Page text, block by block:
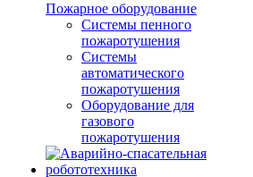
Пожарное оборудование
Системы пенного
пожаротушения
Системы
автоматического
пожаротушения
Оборудование для
газового
пожаротушения